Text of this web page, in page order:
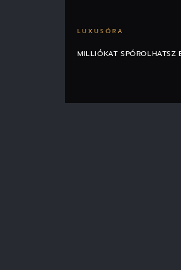
LUXUSÓRA
MILLIÓKAT SPÓROLHATSZ